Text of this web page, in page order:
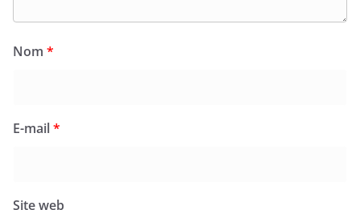
Nom *
E-mail*
Site web